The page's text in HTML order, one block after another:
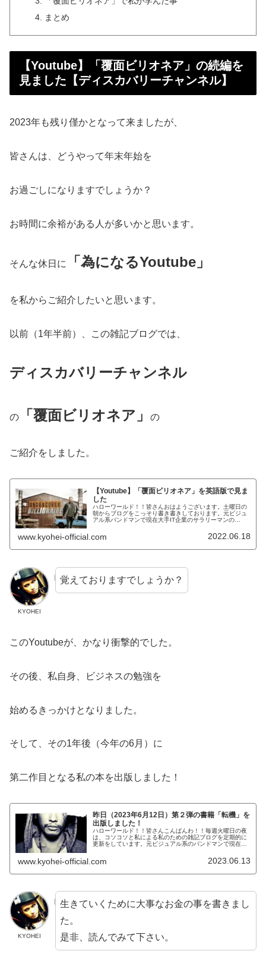
まとめ
【Youtube】「覆面ビリオネア」の続編を
見ました【ディスカバリーチャンネル】
2023年も残り僅かとなって来ましたが、
皆さんは、どうやって年末年始を
お過ごしになりますでしょうか？
お時間に余裕がある人が多いかと思います。
そんな休日に 「為になるYoutube」
を私からご紹介したいと思います。
以前（1年半前）、この雑記ブログでは、
ディスカバリーチャンネル
の 「覆面ビリオネア」 の
ご紹介をしました。
【Youtube】「覆面ビリオネア」を英語版で見ま
した
ハローワールド！！皆さんおはようございます。土曜日の
朝からブログをこっそり書き書きしております。元ビジュ
アル系バンドマンで現在大手IT企業のサラリーマンの
www.kyohei-official.com 2022.06.18
KYOHEI
覚えておりますでしょうか？
このYoutubeが、かなり衝撃的でした。
その後、私自身、ビジネスの勉強を
始めるきっかけとなりました。
そして、その1年後（今年の6月）に
第二作目となる私の本を出版しました！
昨日（2023年6月12日）第２弾の書籍「転機」を
出版しました！
ハローワールド！！皆さんこんばんわ！！毎週火曜日の夜
は、コソコソと私による私のための雑記ブログを定期的に
更新をしています。元ビジュアル系のバンドマンで現在大
www.kyohei-official.com 2023.06.13
KYOHEI
生きていくために大事なお金の事を書きまし
た。
是非、読んでみて下さい。